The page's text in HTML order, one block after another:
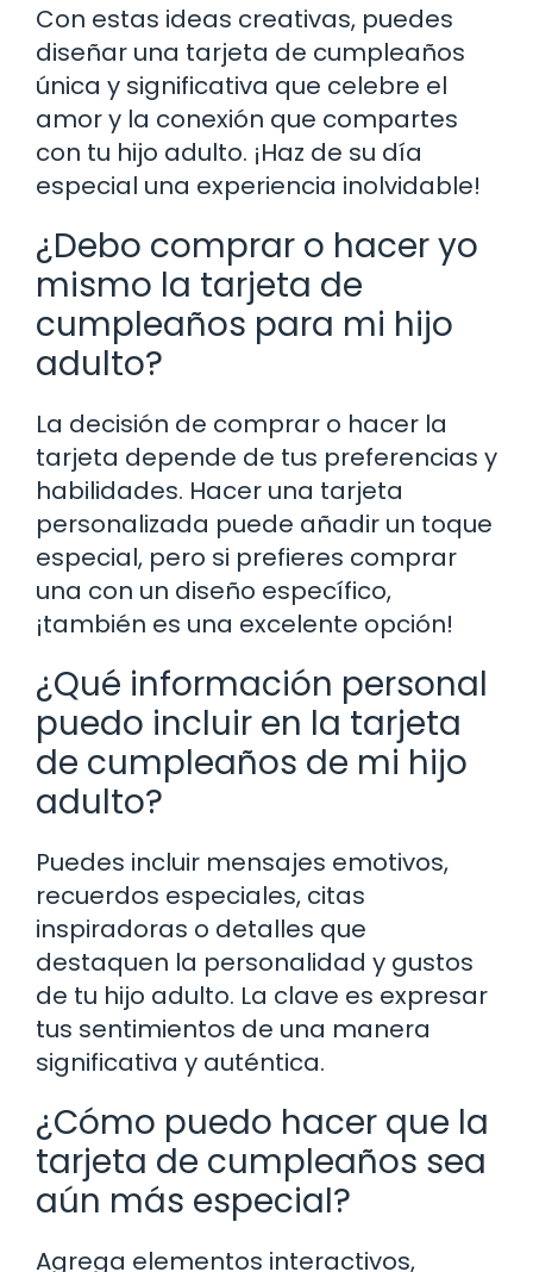
Con estas ideas creativas, puedes
diseñar una tarjeta de cumpleaños
única y significativa que celebre el
amor y la conexión que compartes
con tu hijo adulto. ¡Haz de su día
especial una experiencia inolvidable!
¿Debo comprar o hacer yo
mismo la tarjeta de
cumpleaños para mi hijo
adulto?
La decisión de comprar o hacer la
tarjeta depende de tus preferencias y
habilidades. Hacer una tarjeta
personalizada puede añadir un toque
especial, pero si prefieres comprar
una con un diseño específico,
¡también es una excelente opción!
¿Qué información personal
puedo incluir en la tarjeta
de cumpleaños de mi hijo
adulto?
Puedes incluir mensajes emotivos,
recuerdos especiales, citas
inspiradoras o detalles que
destaquen la personalidad y gustos
de tu hijo adulto. La clave es expresar
tus sentimientos de una manera
significativa y auténtica.
¿Cómo puedo hacer que la
tarjeta de cumpleaños sea
aún más especial?
Agrega elementos interactivos,